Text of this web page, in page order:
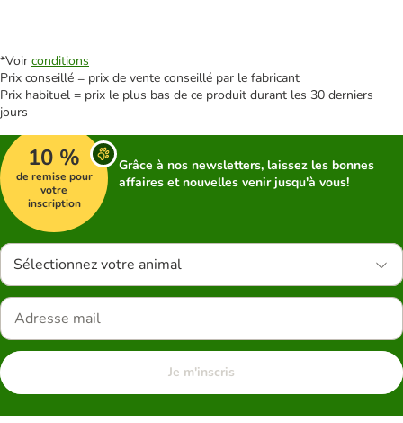
*Voir conditions
Prix conseillé = prix de vente conseillé par le fabricant
Prix habituel = prix le plus bas de ce produit durant les 30 derniers
jours
10 %
de remise pour
votre
inscription
Grâce à nos newsletters, laissez les bonnes
affaires et nouvelles venir jusqu'à vous!
Sélectionnez votre animal
Je m'inscris